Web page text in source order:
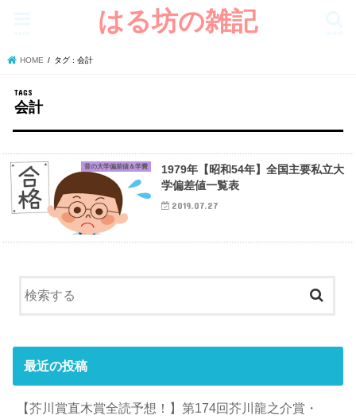
はる坊の雑記
HOME タグ : 会計
会計
昔の大学偏差値＆学費
1979年【昭和54年】全国主要私立大
学偏差値一覧表
2019.07.27
最近の投稿
【芥川賞直木賞全読予想！】第174回芥川龍之介賞・